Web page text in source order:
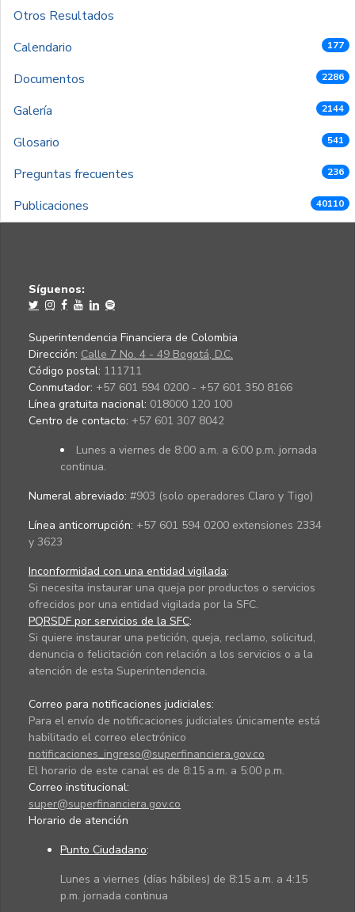
Otros Resultados
Calendario
177
Documentos 2286
Galería 2144
Glosario 541
Preguntas frecuentes 236
Publicaciones 40110
Síguenos:
Superintendencia Financiera de Colombia
Dirección: Calle 7 No. 4 - 49 Bogotá, D.C.
Código postal: 111711
Conmutador: +57 601 594 0200 - +57 601 350 8166
Línea gratuita nacional: 018000 120 100
Centro de contacto: +57 601 307 8042
Lunes a viernes de 8:00 a.m. a 6:00 p.m. jornada
continua.
Numeral abreviado: #903 (solo operadores Claro y Tigo)
Línea anticorrupción: +57 601 594 0200 extensiones 2334
y 3623
Inconformidad con una entidad vigilada:
Si necesita instaurar una queja por productos o servicios
ofrecidos por una entidad vigilada por la SFC.
PQRSDF por servicios de la SFC:
Si quiere instaurar una petición, queja, reclamo, solicitud,
denuncia o felicitación con relación a los servicios o a la
atención de esta Superintendencia.
Correo para notificaciones judiciales:
Para el envío de notificaciones judiciales únicamente está
habilitado el correo electrónico
notificaciones_ingreso@superfinanciera.gov.co
El horario de este canal es de 8:15 a.m. a 5:00 p.m.
Correo institucional:
super@superfinanciera.gov.co
Horario de atención
Punto Ciudadano:
Lunes a viernes (días hábiles) de 8:15 a.m. a 4:15
p.m. jornada continua